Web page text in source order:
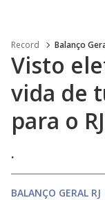
Record Balanço
Visto
vida de
para o RJ
.
BALANÇO GERAL RJ